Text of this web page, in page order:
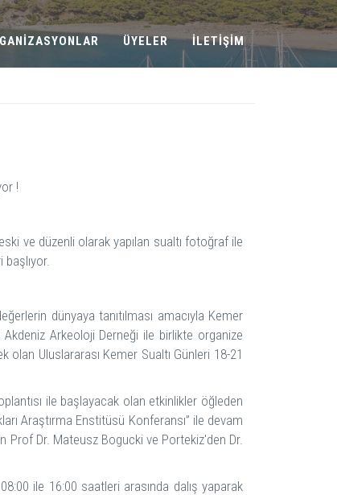
ÜYELER İLETİŞİM
!
ve düzenli olarak yapılan sualtı fotoğraf ile
başlıyor.
dünyaya tanıtılması amacıyla Kemer
Akdeniz Arkeoloji Derneği ile birlikte organize
olan Uluslararası Kemer Sualtı Günleri 18-21
ile başlayacak olan etkinlikler öğleden
Araştırma Enstitüsü Konferansı” ile devam
Prof Dr. Mateusz Bogucki ve Portekiz'den Dr.
ile 16:00 saatleri arasında dalış yaparak